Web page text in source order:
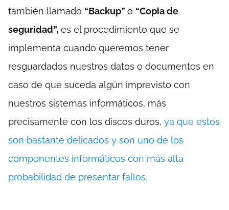
también llamado “Backup” o “Copia de
seguridad”, es el procedimiento que se
implementa cuando queremos tener
resguardados nuestros datos o documentos en
caso de que suceda algún imprevisto con
nuestros sistemas informáticos, más
precisamente con los discos duros, ya que estos
son bastante delicados y son uno de los
componentes informáticos con más alta
probabilidad de presentar fallos.